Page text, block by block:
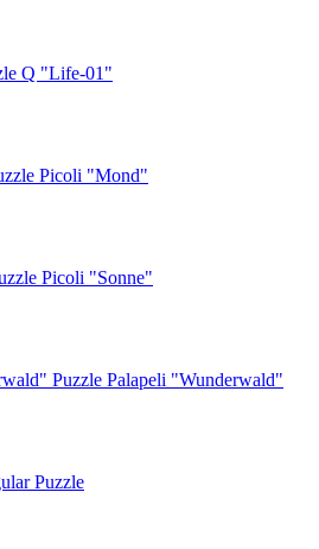
Q "Life-01"
Picoli "Mond"
Picoli "Sonne"
Puzzle Palapeli "Wunderwald"
Puzzle